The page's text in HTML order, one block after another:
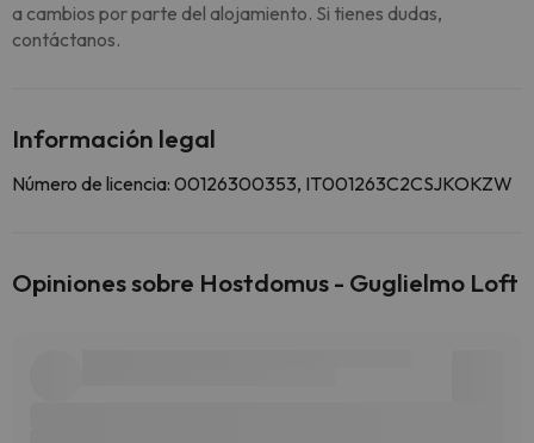
a cambios por parte del alojamiento. Si tienes dudas,
contáctanos.
Información legal
Número de licencia: 00126300353, IT001263C2CSJKOKZW
Opiniones sobre Hostdomus - Guglielmo Loft